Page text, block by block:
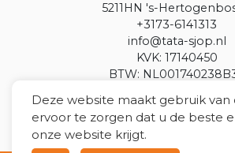
Deze website maakt gebruik van
ervoor te zorgen dat u de beste
onze website krijgt.
5211HN 's-
+3173-6141313
info@tata-sjop.nl
KVK: 17140450
BTW: